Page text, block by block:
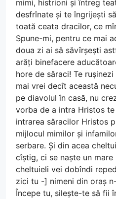
mimi, histrioni și întreg
desfrînate și te îngrijești
toată ceata dracilor, ce
Spune-mi, pentru ce mai
doua zi ai să săvîrșești
arăți binefacere
hore de săraci! Te
mai vrei decît această
pe diavolul în casă, nu
vorba de a intra Hristos
intrarea săracilor Hristos
mijlocul mimilor și
serbare. Și din acea
cîștig, ci se naște un
cheltuieli vei dobîndi
zici tu -] nimeni din oraș
Începe tu, silește-te să fii